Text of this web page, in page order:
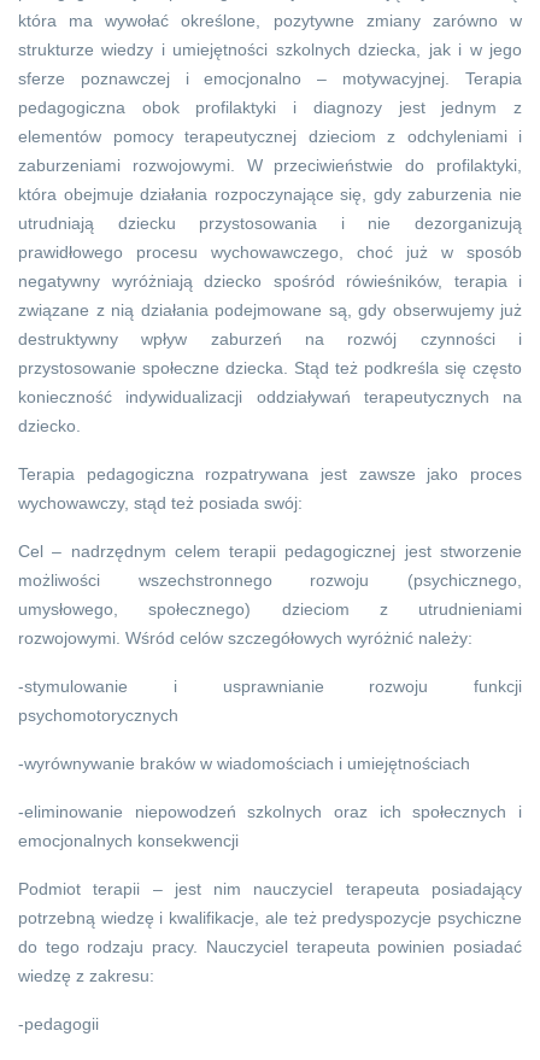
która ma wywołać określone, pozytywne zmiany zarówno w
strukturze wiedzy i umiejętności szkolnych dziecka, jak i w jego
sferze poznawczej i emocjonalno – motywacyjnej. Terapia
pedagogiczna obok profilaktyki i diagnozy jest jednym z
elementów pomocy terapeutycznej dzieciom z odchyleniami i
zaburzeniami rozwojowymi. W przeciwieństwie do profilaktyki,
która obejmuje działania rozpoczynające się, gdy zaburzenia nie
utrudniają dziecku przystosowania i nie dezorganizują
prawidłowego procesu wychowawczego, choć już w sposób
negatywny wyróżniają dziecko spośród rówieśników, terapia i
związane z nią działania podejmowane są, gdy obserwujemy już
destruktywny wpływ zaburzeń na rozwój czynności i
przystosowanie społeczne dziecka. Stąd też podkreśla się często
konieczność indywidualizacji oddziaływań terapeutycznych na
dziecko.
Terapia pedagogiczna rozpatrywana jest zawsze jako proces
wychowawczy, stąd też posiada swój:
Cel – nadrzędnym celem terapii pedagogicznej jest stworzenie
możliwości wszechstronnego rozwoju (psychicznego,
umysłowego, społecznego) dzieciom z utrudnieniami
rozwojowymi. Wśród celów szczegółowych wyróżnić należy:
-stymulowanie i usprawnianie rozwoju funkcji
psychomotorycznych
-wyrównywanie braków w wiadomościach i umiejętnościach
-eliminowanie niepowodzeń szkolnych oraz ich społecznych i
emocjonalnych konsekwencji
Podmiot terapii – jest nim nauczyciel terapeuta posiadający
potrzebną wiedzę i kwalifikacje, ale też predyspozycje psychiczne
do tego rodzaju pracy. Nauczyciel terapeuta powinien posiadać
wiedzę z zakresu:
-pedagogii